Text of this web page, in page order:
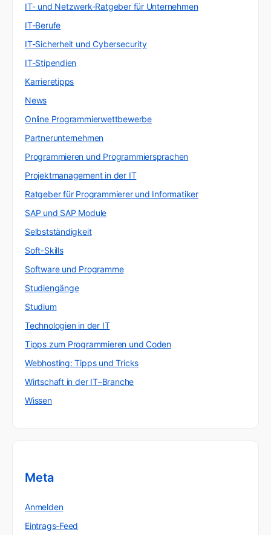
IT- und Netzwerk-Ratgeber für Unternehmen
IT-Berufe
IT-Sicherheit und Cybersecurity
IT-Stipendien
Karrieretipps
News
Online Programmierwettbewerbe
Partnerunternehmen
Programmieren und Programmiersprachen
Projektmanagement in der IT
Ratgeber für Programmierer und Informatiker
SAP und SAP Module
Selbstständigkeit
Soft-Skills
Software und Programme
Studiengänge
Studium
Technologien in der IT
Tipps zum Programmieren und Coden
Webhosting: Tipps und Tricks
Wirtschaft in der IT–Branche
Wissen
Meta
Anmelden
Eintrags-Feed